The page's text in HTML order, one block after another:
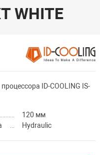
WHITE
ID-COOLING IS-
120 мм
Hydraulic